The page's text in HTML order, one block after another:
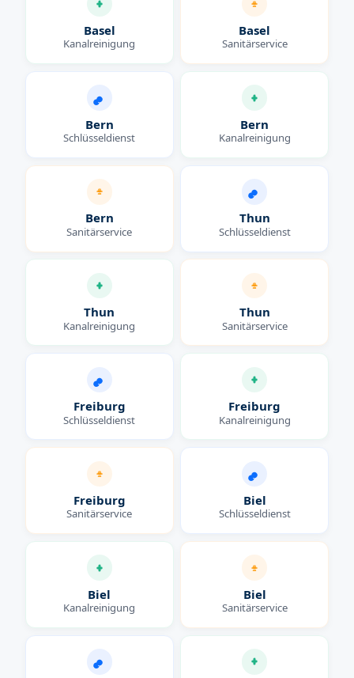
Basel
Kanalreinigung
Basel
Sanitärservice
Bern
Schlüsseldienst
Bern
Kanalreinigung
Bern
Sanitärservice
Thun
Schlüsseldienst
Thun
Kanalreinigung
Thun
Sanitärservice
Freiburg
Schlüsseldienst
Freiburg
Kanalreinigung
Freiburg
Sanitärservice
Biel
Schlüsseldienst
Biel
Kanalreinigung
Biel
Sanitärservice